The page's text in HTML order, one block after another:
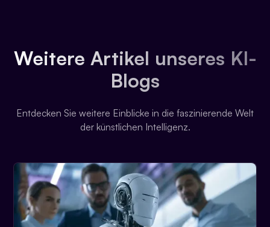
Weitere Artikel unseres KI-
Blogs
Entdecken Sie weitere Einblicke in die faszinierende Welt
der künstlichen Intelligenz.